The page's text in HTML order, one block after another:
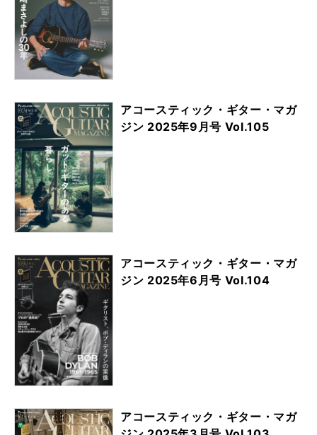
アコースティック・ギター・マガ
ジン 2025年9月号 Vol.105
アコースティック・ギター・マガ
ジン 2025年6月号 Vol.104
アコースティック・ギター・マガ